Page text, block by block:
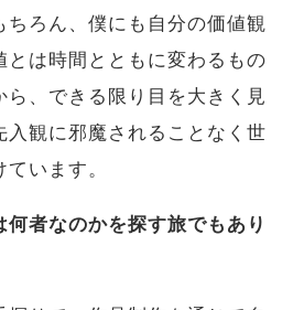
ちろん、僕にも自分の価値観
とは時間とともに変わるもの
ら、できる限り目を大きく見
入観に邪魔されることなく世
います。
者なのかを探す旅でもあり